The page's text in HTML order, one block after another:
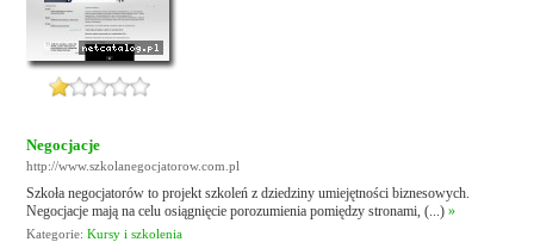
Negocjacje
http://www.szkolanegocjatorow.com.pl
Szkoła negocjatorów to projekt szkoleń z dziedziny umiejętności biznesowych.
Negocjacje mają na celu osiągnięcie porozumienia pomiędzy stronami, (...)»
Kategorie:Kursy i szkolenia